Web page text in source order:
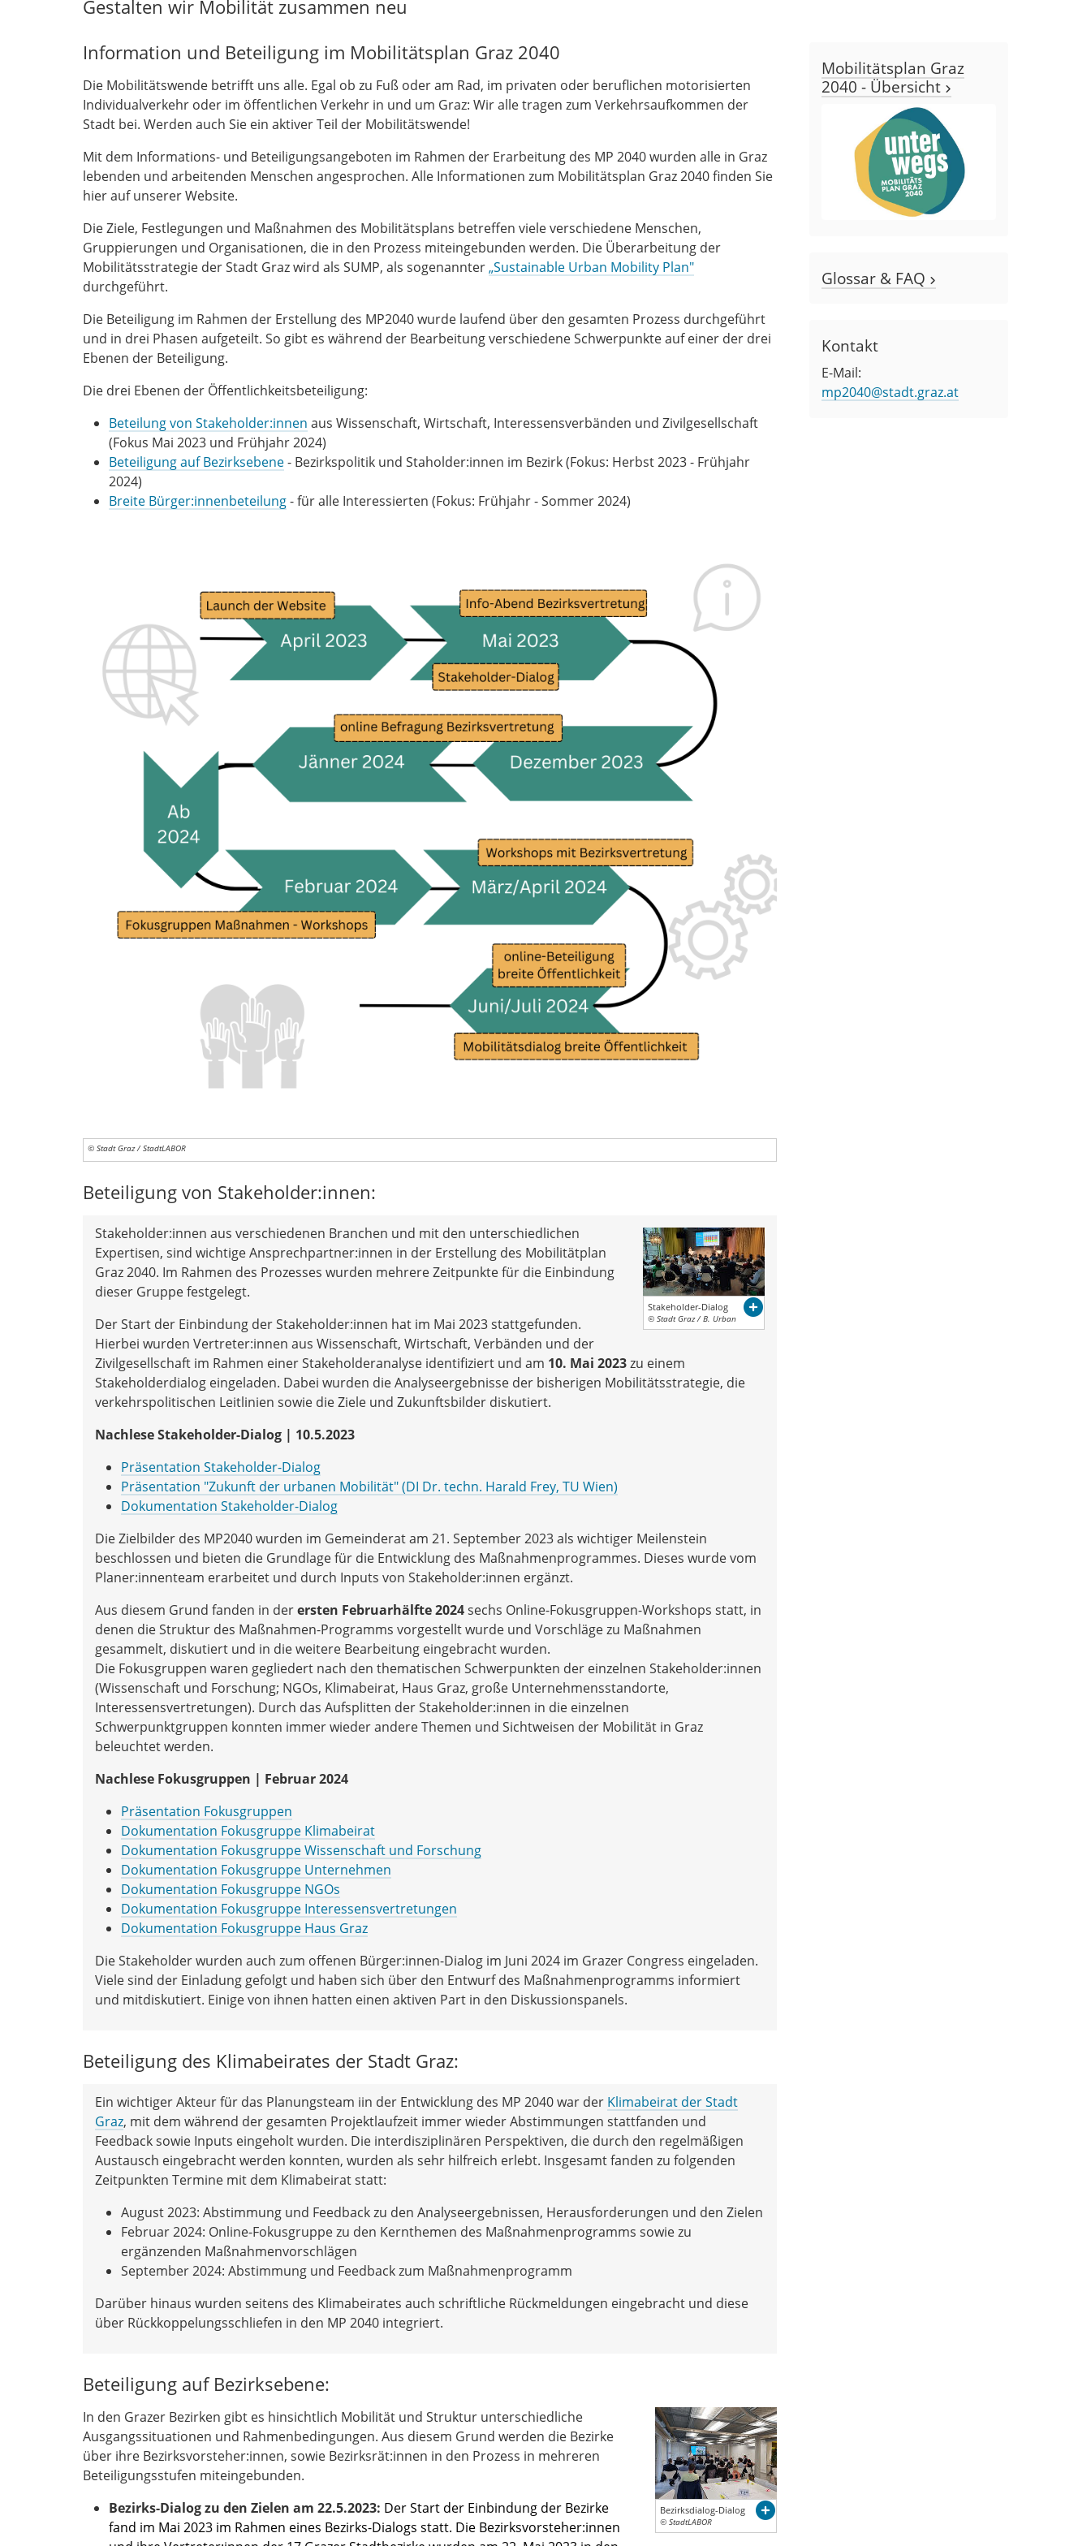
Gestalten wir Mobilität zusammen neu
Information und Beteiligung im Mobilitätsplan Graz 2040
Die Mobilitätswende betrifft uns alle. Egal ob zu Fuß oder am Rad, im privaten oder beruflichen motorisierten
Individualverkehr oder im öffentlichen Verkehr in und um Graz: Wir alle tragen zum Verkehrsaufkommen der
Stadt bei. Werden auch Sie ein aktiver Teil der Mobilitätswende!
Mit dem Informations- und Beteiligungsangeboten im Rahmen der Erarbeitung des MP 2040 wurden alle in Graz
lebenden und arbeitenden Menschen angesprochen. Alle Informationen zum Mobilitätsplan Graz 2040 finden Sie
hier auf unserer Website.
Die Ziele, Festlegungen und Maßnahmen des Mobilitätsplans betreffen viele verschiedene Menschen,
Gruppierungen und Organisationen, die in den Prozess miteingebunden werden. Die Überarbeitung der
Mobilitätsstrategie der Stadt Graz wird als SUMP, als sogenannter„Sustainable Urban Mobility Plan"
durchgeführt.
Die Beteiligung im Rahmen der Erstellung des MP2040 wurde laufend über den gesamten Prozess durchgeführt
und in drei Phasen aufgeteilt. So gibt es während der Bearbeitung verschiedene Schwerpunkte auf einer der drei
Ebenen der Beteiligung.
Die drei Ebenen der Öffentlichkeitsbeteiligung:
Beteilung von Stakeholder:innen aus Wissenschaft, Wirtschaft, Interessensverbänden und Zivilgesellschaft
(Fokus Mai 2023 und Frühjahr 2024)
Beteiligung auf Bezirksebene- Bezirkspolitik und Staholder:innen im Bezirk (Fokus: Herbst 2023 - Frühjahr
2024)
Breite Bürger:innenbeteilung- für alle Interessierten (Fokus: Frühjahr - Sommer 2024)
© Stadt Graz / StadtLABOR
Beteiligung von Stakeholder:innen:
Stakeholder-Dialog
© Stadt Graz / B. Urban
Stakeholder:innen aus verschiedenen Branchen und mit den unterschiedlichen
Expertisen, sind wichtige Ansprechpartner:innen in der Erstellung des Mobilitätplan
Graz 2040. Im Rahmen des Prozesses wurden mehrere Zeitpunkte für die Einbindung
dieser Gruppe festgelegt.
Der Start der Einbindung der Stakeholder:innen hat im Mai 2023 stattgefunden.
Hierbei wurden Vertreter:innen aus Wissenschaft, Wirtschaft, Verbänden und der
Zivilgesellschaft im Rahmen einer Stakeholderanalyse identifiziert und am 10. Mai 2023zu einem
Stakeholderdialog eingeladen. Dabei wurden die Analyseergebnisse der bisherigen Mobilitätsstrategie, die
verkehrspolitischen Leitlinien sowie die Ziele und Zukunftsbilder diskutiert.
Nachlese Stakeholder-Dialog | 10.5.2023
Präsentation Stakeholder-Dialog
Präsentation "Zukunft der urbanen Mobilität" (DI Dr. techn. Harald Frey, TU Wien)
Dokumentation Stakeholder-Dialog
Die Zielbilder des MP2040 wurden im Gemeinderat am 21. September 2023 als wichtiger Meilenstein
beschlossen und bieten die Grundlage für die Entwicklung des Maßnahmenprogrammes. Dieses wurde vom
Planer:innenteam erarbeitet und durch Inputs von Stakeholder:innen ergänzt.
Aus diesem Grund fanden in derersten Februarhälfte 2024sechs Online-Fokusgruppen-Workshops statt, in
denen die Struktur des Maßnahmen-Programms vorgestellt wurde und Vorschläge zu Maßnahmen
gesammelt, diskutiert und in die weitere Bearbeitung eingebracht wurden.
Die Fokusgruppen waren gegliedert nach den thematischen Schwerpunkten der einzelnen Stakeholder:innen
(Wissenschaft und Forschung; NGOs, Klimabeirat, Haus Graz, große Unternehmensstandorte,
Interessensvertretungen). Durch das Aufsplitten der Stakeholder:innen in die einzelnen
Schwerpunktgruppen konnten immer wieder andere Themen und Sichtweisen der Mobilität in Graz
beleuchtet werden.
Nachlese Fokusgruppen | Februar 2024
Präsentation Fokusgruppen
Dokumentation Fokusgruppe Klimabeirat
Dokumentation Fokusgruppe Wissenschaft und Forschung
Dokumentation Fokusgruppe Unternehmen
Dokumentation Fokusgruppe NGOs
Dokumentation Fokusgruppe Interessensvertretungen
Dokumentation Fokusgruppe Haus Graz
Die Stakeholder wurden auch zum offenen Bürger:innen-Dialog im Juni 2024 im Grazer Congress eingeladen.
Viele sind der Einladung gefolgt und haben sich über den Entwurf des Maßnahmenprogramms informiert
und mitdiskutiert. Einige von ihnen hatten einen aktiven Part in den Diskussionspanels.
Beteiligung des Klimabeirates der Stadt Graz:
Ein wichtiger Akteur für das Planungsteam iin der Entwicklung des MP 2040 war der Klimabeirat der Stadt
Graz, mit dem während der gesamten Projektlaufzeit immer wieder Abstimmungen stattfanden und
Feedback sowie Inputs eingeholt wurden. Die interdisziplinären Perspektiven, die durch den regelmäßigen
Austausch eingebracht werden konnten, wurden als sehr hilfreich erlebt. Insgesamt fanden zu folgenden
Zeitpunkten Termine mit dem Klimabeirat statt:
August 2023: Abstimmung und Feedback zu den Analyseergebnissen, Herausforderungen und den Zielen
Februar 2024: Online-Fokusgruppe zu den Kernthemen des Maßnahmenprogramms sowie zu
ergänzenden Maßnahmenvorschlägen
September 2024: Abstimmung und Feedback zum Maßnahmenprogramm
Darüber hinaus wurden seitens des Klimabeirates auch schriftliche Rückmeldungen eingebracht und diese
über Rückkoppelungsschliefen in den MP 2040 integriert.
Beteiligung auf Bezirksebene:
Bezirksdialog-Dialog
© StadtLABOR
In den Grazer Bezirken gibt es hinsichtlich Mobilität und Struktur unterschiedliche
Ausgangssituationen und Rahmenbedingungen. Aus diesem Grund werden die Bezirke
über ihre Bezirksvorsteher:innen, sowie Bezirksrät:innen in den Prozess in mehreren
Beteiligungsstufen miteingebunden.
Bezirks-Dialog zu den Zielen am 22.5.2023: Der Start der Einbindung der Bezirke
fand im Mai 2023 im Rahmen eines Bezirks-Dialogs statt. Die Bezirksvorsteher:innen
Mobilitätsplan Graz
2040 - Übersicht
Glossar & FAQ
Kontakt
E-Mail:
mp2040@stadt.graz.at